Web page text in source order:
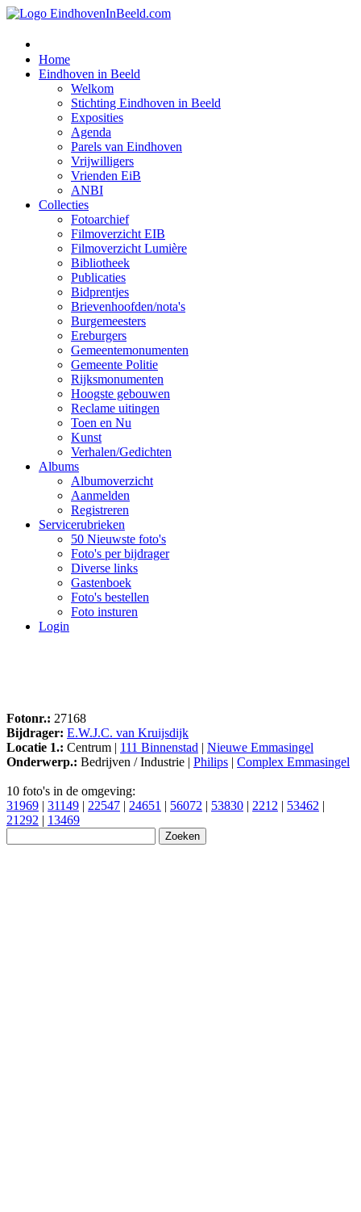
Home
Eindhoven in Beeld
Welkom
Stichting Eindhoven in Beeld
Exposities
Agenda
Parels van Eindhoven
Vrijwilligers
Vrienden EiB
ANBI
Collecties
Fotoarchief
Filmoverzicht EIB
Filmoverzicht Lumière
Bibliotheek
Publicaties
Bidprentjes
Brievenhoofden/nota's
Burgemeesters
Ereburgers
Gemeentemonumenten
Gemeente Politie
Rijksmonumenten
Hoogste gebouwen
Reclame uitingen
Toen en Nu
Kunst
Verhalen/Gedichten
Albums
Albumoverzicht
Aanmelden
Registreren
Servicerubrieken
50 Nieuwste foto's
Foto's per bijdrager
Diverse links
Gastenboek
Foto's bestellen
Foto insturen
Login
Fotonr.: 27168
Bijdrager: E.W.J.C. van Kruijsdijk
Locatie 1.: Centrum | 111 Binnenstad | Nieuwe Emmasingel
Onderwerp.: Bedrijven / Industrie | Philips | Complex Emmasingel
10 foto's in de omgeving:
31969 | 31149 | 22547 | 24651 | 56072 | 53830 | 2212 | 53462 |
21292 | 13469